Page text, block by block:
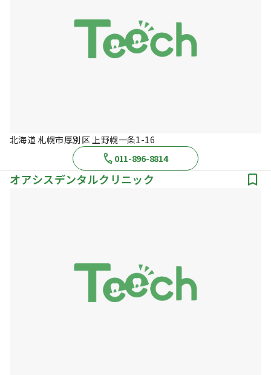
北海道 札幌市厚別区 上野幌一条1-16
011-896-8814
オアシスデンタルクリニック